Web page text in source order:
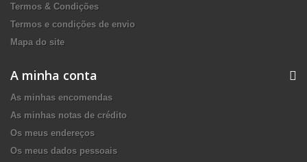
Termos & Condições
Termos e condições de envio
Mapa do site
A minha conta
As minhas encomendas
As minhas notas de crédito
Os meus endereços
Os meus dados pessoais